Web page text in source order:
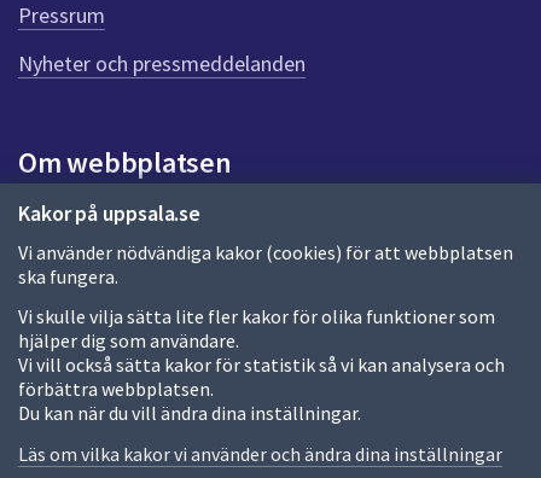
Kakor på uppsala.se
Vi använder nödvändiga kakor (cookies) för att webbplatsen
ska fungera.
Vi skulle vilja sätta lite fler kakor för olika funktioner som
hjälper dig som användare.
Vi vill också sätta kakor för statistik så vi kan analysera och
förbättra webbplatsen.
Du kan när du vill ändra dina inställningar.
Läs om vilka kakor vi använder och ändra dina inställningar
e
n
n
a
d
a
Pressrum
Nyheter och pressmeddelanden
Om webbplatsen
Om webbplatsen
Allmänna handlingar och diarium
Behandling av personuppgifter
Kakor
Språk (other languages)
Tillgänglighetsredogörelse